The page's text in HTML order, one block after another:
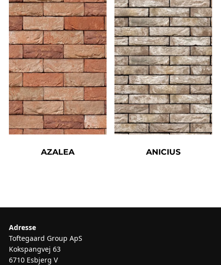
AZALEA ANICIUS
Adresse
Toftegaard Group ApS
Kokspangvej 63
6710 Esbjerg V